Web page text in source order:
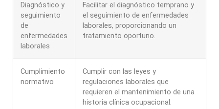
Diagnóstico y
seguimiento
de
enfermedades
laborales
Facilitar el diagnóstico temprano y
el seguimiento de enfermedades
laborales, proporcionando un
tratamiento oportuno.
Cumplimiento
normativo
Cumplir con las leyes y
regulaciones laborales que
requieren el mantenimiento de una
historia clínica ocupacional.